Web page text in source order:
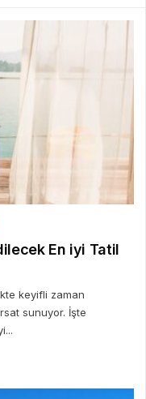
En iyi Tatil
keyifli zaman
sunuyor. İşte